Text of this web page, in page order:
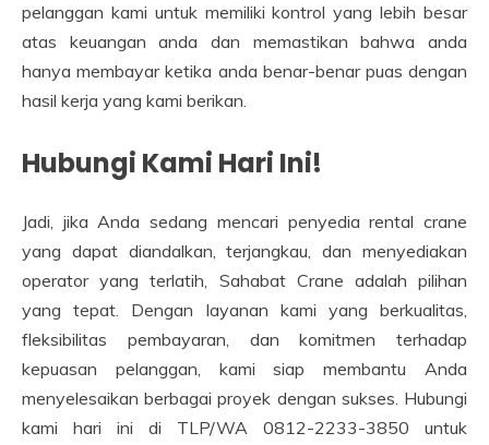
pelanggan kami untuk memiliki kontrol yang lebih besar
atas keuangan anda dan memastikan bahwa anda
hanya membayar ketika anda benar-benar puas dengan
hasil kerja yang kami berikan.
Hubungi Kami Hari Ini!
Jadi, jika Anda sedang mencari penyedia rental crane
yang dapat diandalkan, terjangkau, dan menyediakan
operator yang terlatih, Sahabat Crane adalah pilihan
yang tepat. Dengan layanan kami yang berkualitas,
fleksibilitas pembayaran, dan komitmen terhadap
kepuasan pelanggan, kami siap membantu Anda
menyelesaikan berbagai proyek dengan sukses. Hubungi
kami hari ini di TLP/WA 0812-2233-3850 untuk